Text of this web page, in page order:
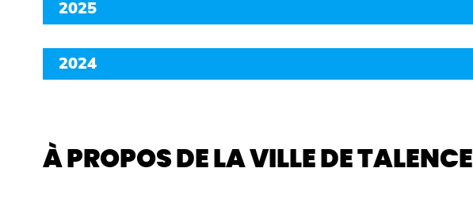
2025
2024
À PROPOS DE LA VILLE DE TALENCE